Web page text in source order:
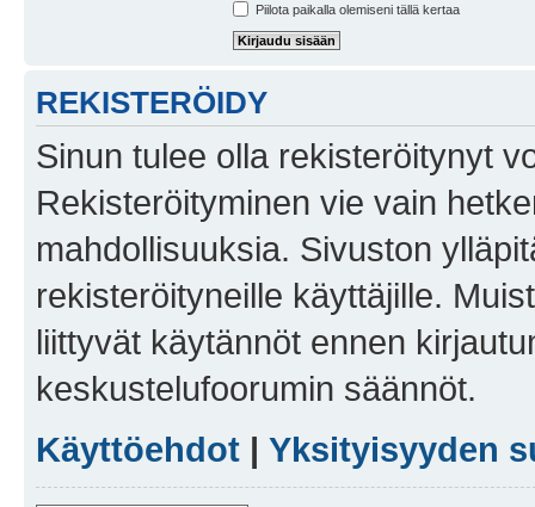
Piilota paikalla olemiseni tällä kertaa
REKISTERÖIDY
Sinun tulee olla rekisteröitynyt
Rekisteröityminen vie vain
mahdollisuuksia. Sivuston
rekisteröityneille käyttäjille.
liittyvät käytännöt ennen
keskustelufoorumin säännöt.
Käyttöehdot | Yksityisyyden